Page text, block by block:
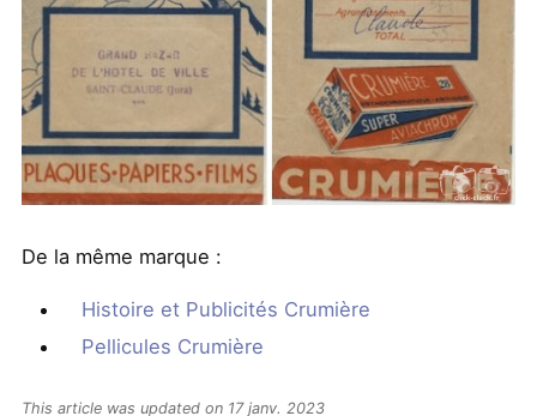
De la même marque :
Histoire et Publicités Crumière
Pellicules Crumière
This article was updated on 17 janv. 2023